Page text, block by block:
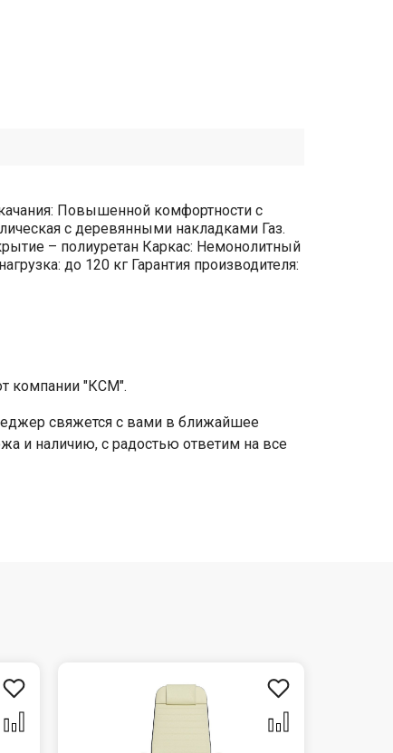
Повышенной комфортности с
с деревянными накладками Газ.
– полиуретан Каркас: Немонолитный
до 120 кг Гарантия производителя:
компании "КСМ".
свяжется с вами в ближайшее
и наличию, с радостью ответим на все